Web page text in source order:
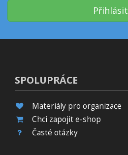
Přihlásit
SPOLUPRÁCE
Materiály pro organizace
Chci zapojit e-shop
Časté otázky